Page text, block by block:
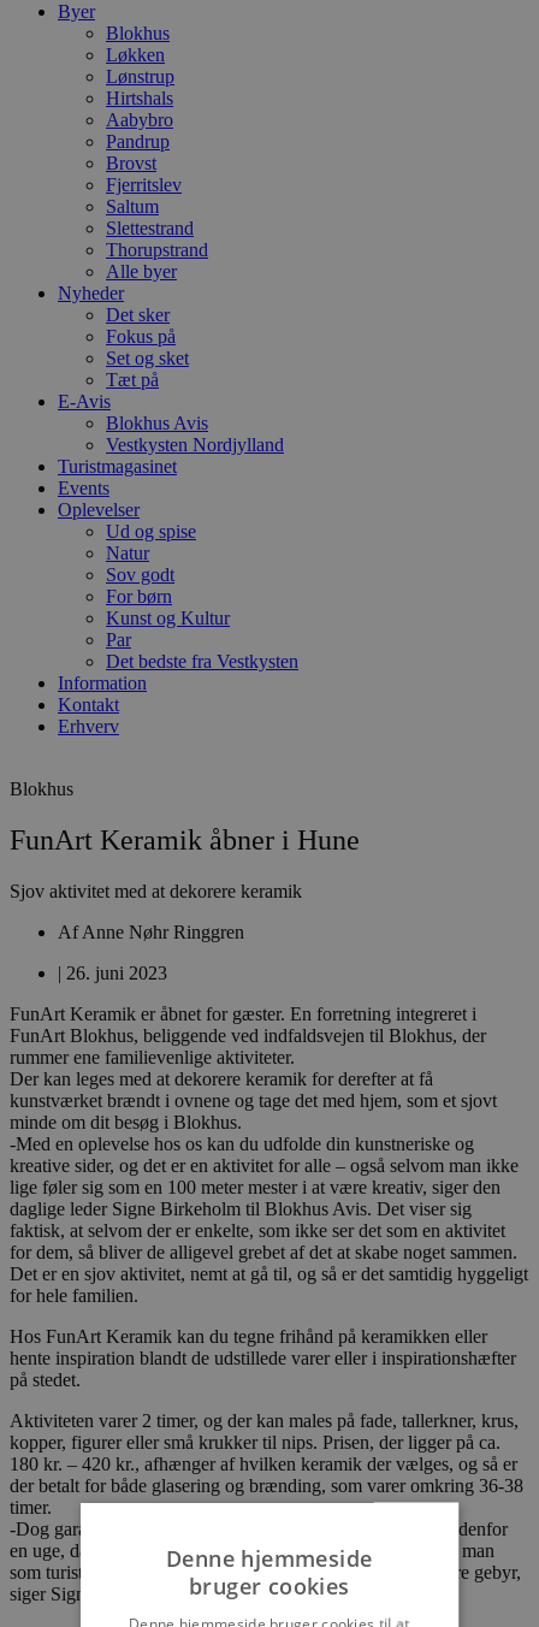
Byer
Blokhus
Løkken
Lønstrup
Hirtshals
Aabybro
Pandrup
Brovst
Fjerritslev
Saltum
Slettestrand
Thorupstrand
Alle byer
Nyheder
Det sker
Fokus på
Set og sket
Tæt på
E-Avis
Blokhus Avis
Vestkysten Nordjylland
Turistmagasinet
Events
Oplevelser
Ud og spise
Natur
Sov godt
For børn
Kunst og Kultur
Par
Det bedste fra Vestkysten
Information
Kontakt
Erhverv
Blokhus
FunArt Keramik åbner i Hune
Sjov aktivitet med at dekorere keramik
AfAnne Nøhr Ringgren
| 26. juni 2023
FunArt Keramik er åbnet for gæster. En forretning integreret i
FunArt Blokhus, beliggende ved indfaldsvejen til Blokhus, der
rummer ene familievenlige aktiviteter.
Der kan leges med at dekorere keramik for derefter at få
kunstværket brændt i ovnene og tage det med hjem, som et sjovt
minde om dit besøg i Blokhus.
-Med en oplevelse hos os kan du udfolde din kunstneriske og
kreative sider, og det er en aktivitet for alle – også selvom man ikke
lige føler sig som en 100 meter mester i at være kreativ, siger den
daglige leder Signe Birkeholm til Blokhus Avis. Det viser sig
faktisk, at selvom der er enkelte, som ikke ser det som en aktivitet
for dem, så bliver de alligevel grebet af det at skabe noget sammen.
Det er en sjov aktivitet, nemt at gå til, og så er det samtidig hyggeligt
for hele familien.
Hos FunArt Keramik kan du tegne frihånd på keramikken eller
hente inspiration blandt de udstillede varer eller i inspirationshæfter
på stedet.
Aktiviteten varer 2 timer, og der kan males på fade, tallerkner, krus,
kopper, figurer eller små krukker til nips. Prisen, der ligger på ca.
180 kr. – 420 kr., afhænger af hvilken keramik der vælges, og så er
der betalt for både glasering og brænding, som varer omkring 36-38
timer.
-Dog garanterer vi ikke afhentning af keramikken førend indenfor
en uge, da vi prøver at fylde ovnene op, men i tilfælde af at man
som turist er rejst hjem, så kan det eftersendes mod et mindre gebyr,
siger Signe Birkeholm.
Denne hjemmeside
bruger cookies